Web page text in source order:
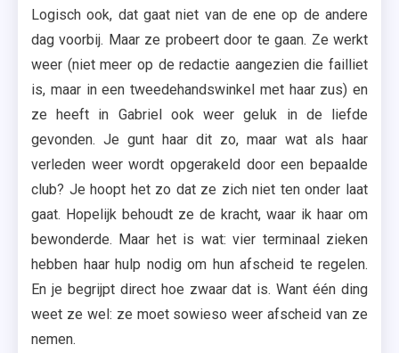
Logisch ook, dat gaat niet van de ene op de andere
dag voorbij. Maar ze probeert door te gaan. Ze werkt
weer (niet meer op de redactie aangezien die failliet
is, maar in een tweedehandswinkel met haar zus) en
ze heeft in Gabriel ook weer geluk in de liefde
gevonden. Je gunt haar dit zo, maar wat als haar
verleden weer wordt opgerakeld door een bepaalde
club? Je hoopt het zo dat ze zich niet ten onder laat
gaat. Hopelijk behoudt ze de kracht, waar ik haar om
bewonderde. Maar het is wat: vier terminaal zieken
hebben haar hulp nodig om hun afscheid te regelen.
En je begrijpt direct hoe zwaar dat is. Want één ding
weet ze wel: ze moet sowieso weer afscheid van ze
nemen.